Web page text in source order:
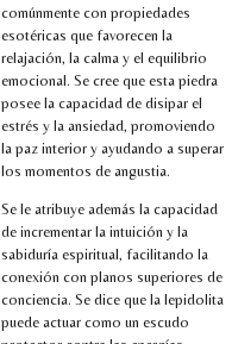
comúnmente con propiedades
esotéricas que favorecen la
relajación, la calma y el equilibrio
emocional. Se cree que esta piedra
posee la capacidad de disipar el
estrés y la ansiedad, promoviendo
la paz interior y ayudando a superar
los momentos de angustia.
Se le atribuye además la capacidad
de incrementar la intuición y la
sabiduría espiritual, facilitando la
conexión con planos superiores de
conciencia. Se dice que la lepidolita
puede actuar como un escudo